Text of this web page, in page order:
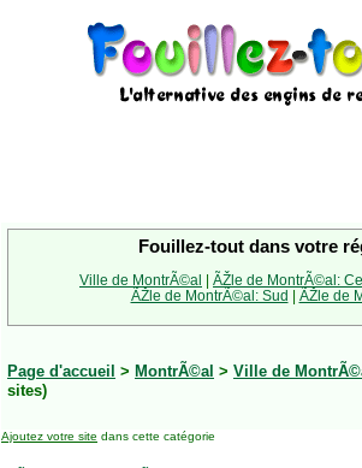
Fouillez-tout dans votre
Ville de MontrÃ©al | ÃŽle de MontrÃ©al:
ÃŽle de MontrÃ©al: Sud | ÃŽle de
Page d'accueil > MontrÃ©al > Ville de
sites)
Ajoutez votre site dans cette catégorie